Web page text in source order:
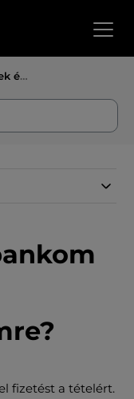
fizetést a tételért.